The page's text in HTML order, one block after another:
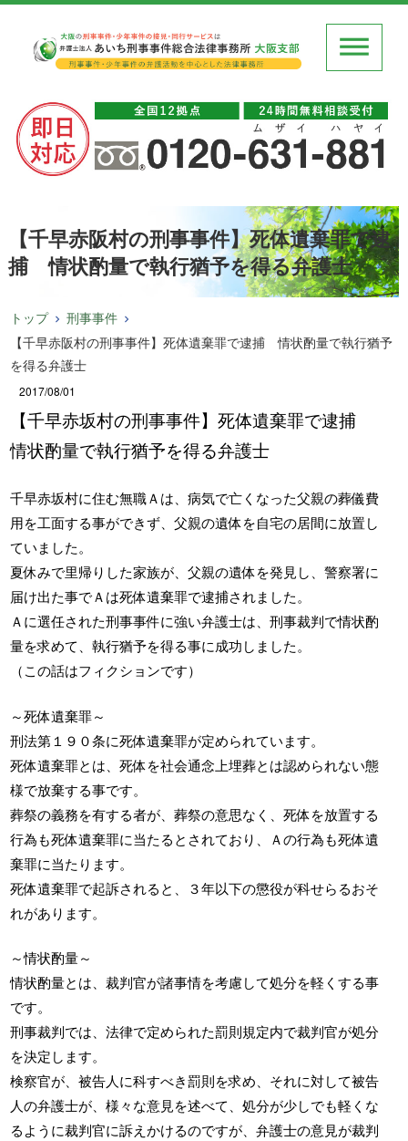
【千早赤阪村の刑事事件】死体遺棄罪で逮
捕 情状酌量で執行猶予を得る弁護士
トップ
刑事事件
【千早赤阪村の刑事事件】死体遺棄罪で逮捕 情状酌量で執行猶予
を得る弁護士
2017/08/01
【千早赤坂村の刑事事件】死体遺棄罪で逮捕
情状酌量で執行猶予を得る弁護士
千早赤坂村に住む無職Ａは、病気で亡くなった父親の葬儀費
用を工面する事ができず、父親の遺体を自宅の居間に放置し
ていました。
夏休みで里帰りした家族が、父親の遺体を発見し、警察署に
届け出た事でＡは死体遺棄罪で逮捕されました。
Ａに選任された刑事事件に強い弁護士は、刑事裁判で情状酌
量を求めて、執行猶予を得る事に成功しました。
（この話はフィクションです）
～死体遺棄罪～
刑法第１９０条に死体遺棄罪が定められています。
死体遺棄罪とは、死体を社会通念上埋葬とは認められない態
様で放棄する事です。
葬祭の義務を有する者が、葬祭の意思なく、死体を放置する
行為も死体遺棄罪に当たるとされており、Ａの行為も死体遺
棄罪に当たります。
死体遺棄罪で起訴されると、３年以下の懲役が科せらるおそ
れがあります。
～情状酌量～
情状酌量とは、裁判官が諸事情を考慮して処分を軽くする事
です。
刑事裁判では、法律で定められた罰則規定内で裁判官が処分
を決定します。
検察官が、被告人に科すべき罰則を求め、それに対して被告
人の弁護士が、様々な意見を述べて、処分が少しでも軽くな
るように裁判官に訴えかけるのですが、弁護士の意見が裁判